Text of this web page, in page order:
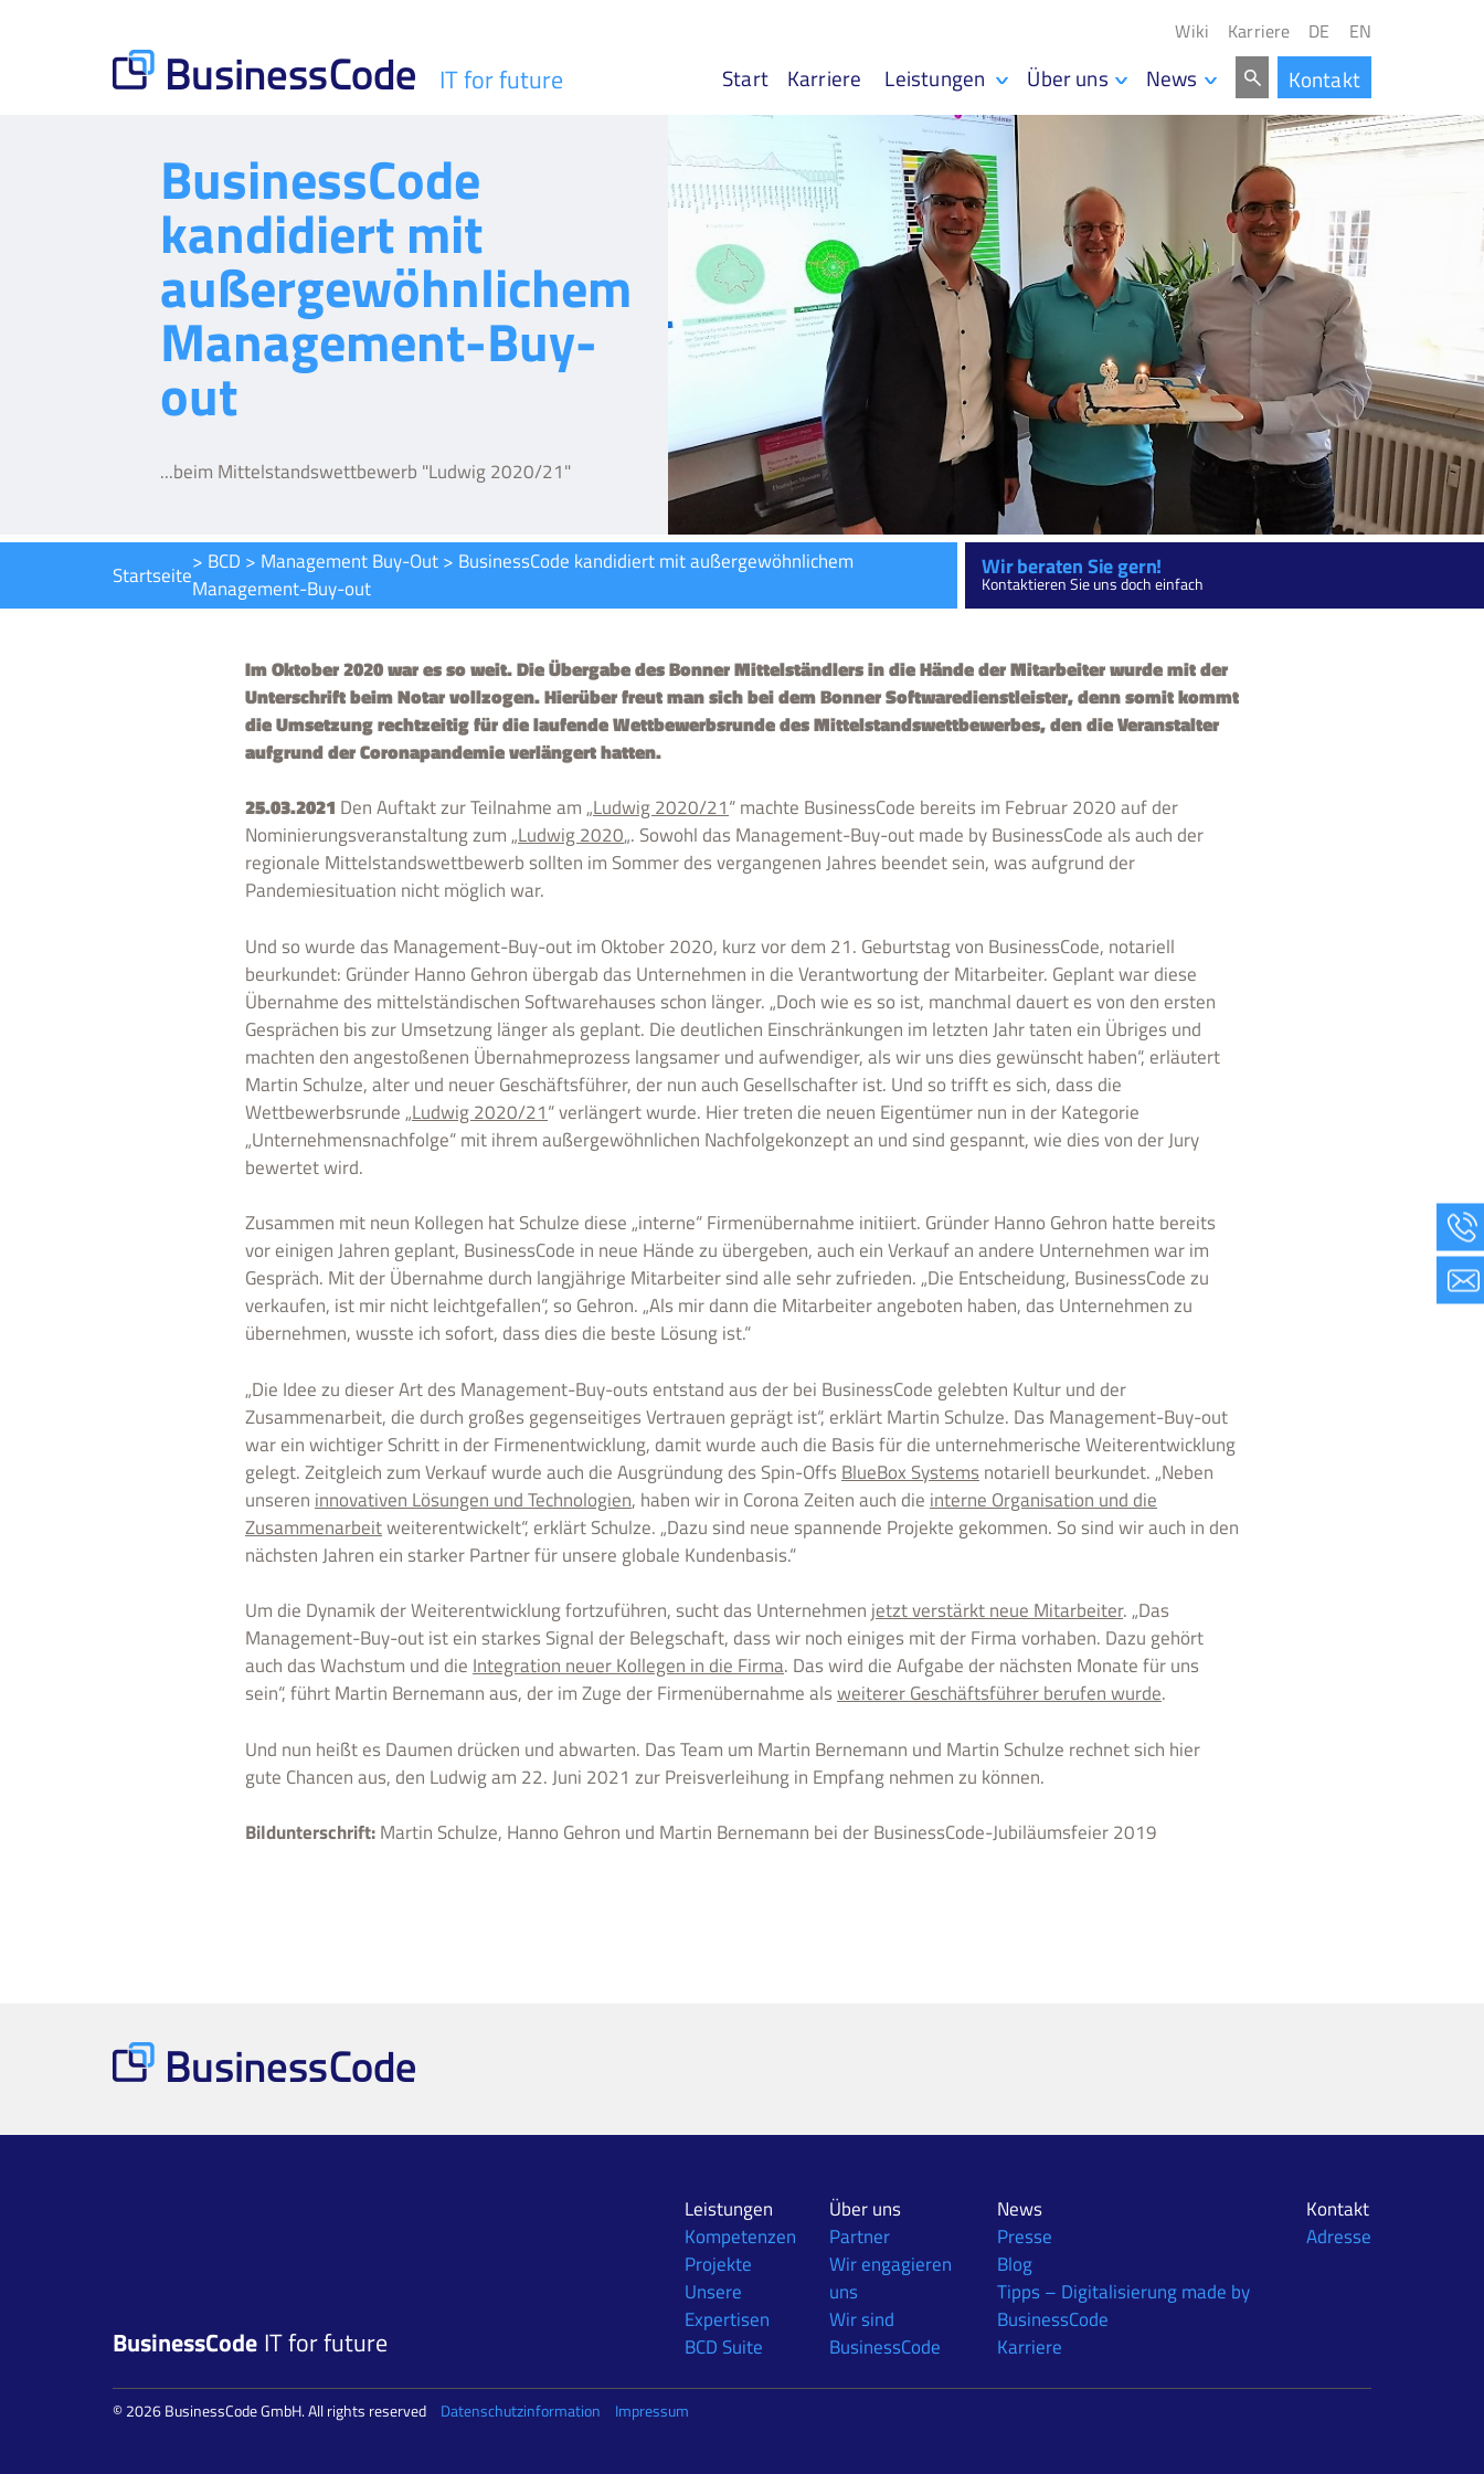
IT for future
Wiki Karriere DE EN
Start Karriere Leistungen Über uns News Kontakt
BusinessCode
kandidiert mit
außergewöhnlichem
Management-Buy-
out
...beim Mittelstandswettbewerb "Ludwig 2020/21"
Startseite> BCD > Management Buy-Out> BusinessCode kandidiert mit außergewöhnlichem
Management-Buy-out
Wir beraten Sie gern!
Kontaktieren Sie uns doch einfach
Im Oktober 2020 war es so weit. Die Übergabe des Bonner Mittelständlers in die Hände der Mitarbeiter wurde mit der
Unterschrift beim Notar vollzogen. Hierüber freut man sich bei dem Bonner Softwaredienstleister, denn somit kommt
die Umsetzung rechtzeitig für die laufende Wettbewerbsrunde des Mittelstandswettbewerbes, den die Veranstalter
aufgrund der Coronapandemie verlängert hatten.
25.03.2021 Den Auftakt zur Teilnahme am „Ludwig 2020/21“ machte BusinessCode bereits im Februar 2020 auf der
Nominierungsveranstaltung zum „Ludwig 2020„. Sowohl das Management-Buy-out made by BusinessCode als auch der
regionale Mittelstandswettbewerb sollten im Sommer des vergangenen Jahres beendet sein, was aufgrund der
Pandemiesituation nicht möglich war.
Und so wurde das Management-Buy-out im Oktober 2020, kurz vor dem 21. Geburtstag von BusinessCode, notariell
beurkundet: Gründer Hanno Gehron übergab das Unternehmen in die Verantwortung der Mitarbeiter. Geplant war diese
Übernahme des mittelständischen Softwarehauses schon länger. „Doch wie es so ist, manchmal dauert es von den ersten
Gesprächen bis zur Umsetzung länger als geplant. Die deutlichen Einschränkungen im letzten Jahr taten ein Übriges und
machten den angestoßenen Übernahmeprozess langsamer und aufwendiger, als wir uns dies gewünscht haben“, erläutert
Martin Schulze, alter und neuer Geschäftsführer, der nun auch Gesellschafter ist. Und so trifft es sich, dass die
Wettbewerbsrunde „Ludwig 2020/21“ verlängert wurde. Hier treten die neuen Eigentümer nun in der Kategorie
„Unternehmensnachfolge“ mit ihrem außergewöhnlichen Nachfolgekonzept an und sind gespannt, wie dies von der Jury
bewertet wird.
Zusammen mit neun Kollegen hat Schulze diese „interne“ Firmenübernahme initiiert. Gründer Hanno Gehron hatte bereits
vor einigen Jahren geplant, BusinessCode in neue Hände zu übergeben, auch ein Verkauf an andere Unternehmen war im
Gespräch. Mit der Übernahme durch langjährige Mitarbeiter sind alle sehr zufrieden. „Die Entscheidung, BusinessCode zu
verkaufen, ist mir nicht leichtgefallen“, so Gehron. „Als mir dann die Mitarbeiter angeboten haben, das Unternehmen zu
übernehmen, wusste ich sofort, dass dies die beste Lösung ist.“
„Die Idee zu dieser Art des Management-Buy-outs entstand aus der bei BusinessCode gelebten Kultur und der
Zusammenarbeit, die durch großes gegenseitiges Vertrauen geprägt ist“, erklärt Martin Schulze. Das Management-Buy-out
war ein wichtiger Schritt in der Firmenentwicklung, damit wurde auch die Basis für die unternehmerische Weiterentwicklung
gelegt. Zeitgleich zum Verkauf wurde auch die Ausgründung des Spin-Offs BlueBox Systems notariell beurkundet. „Neben
unseren innovativen Lösungen und Technologien, haben wir in Corona Zeiten auch die interne Organisation und die
Zusammenarbeitweiterentwickelt“, erklärt Schulze. „Dazu sind neue spannende Projekte gekommen. So sind wir auch in den
nächsten Jahren ein starker Partner für unsere globale Kundenbasis.“
Um die Dynamik der Weiterentwicklung fortzuführen, sucht das Unternehmen jetzt verstärkt neue Mitarbeiter. „Das
Management-Buy-out ist ein starkes Signal der Belegschaft, dass wir noch einiges mit der Firma vorhaben. Dazu gehört
auch das Wachstum und die Integration neuer Kollegen in die Firma. Das wird die Aufgabe der nächsten Monate für uns
sein“, führt Martin Bernemann aus, der im Zuge der Firmenübernahme alsweiterer Geschäftsführer berufen wurde.
Und nun heißt es Daumen drücken und abwarten. Das Team um Martin Bernemann und Martin Schulze rechnet sich hier
gute Chancen aus, den Ludwig am 22. Juni 2021 zur Preisverleihung in Empfang nehmen zu können.
Bildunterschrift:Martin Schulze, Hanno Gehron und Martin Bernemann bei der BusinessCode-Jubiläumsfeier 2019
BusinessCode IT for future
Leistungen
Kompetenzen
Projekte
Unsere
Expertisen
BCD Suite
Über uns
Partner
Wir engagieren
uns
Wir sind
BusinessCode
News
Presse
Blog
Tipps – Digitalisierung made by
BusinessCode
Karriere
Kontakt
Adresse
© 2026 BusinessCode GmbH. All rights reserved Datenschutzinformation Impressum